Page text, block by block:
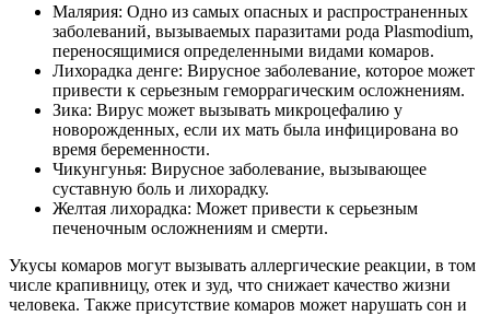
Малярия: Одно из самых опасных и распространенных
заболеваний, вызываемых паразитами рода Plasmodium,
переносящимися определенными видами комаров.
Лихорадка денге: Вирусное заболевание, которое может
привести к серьезным геморрагическим осложнениям.
Зика: Вирус может вызывать микроцефалию у
новорожденных, если их мать была инфицирована во
время беременности.
Чикунгунья: Вирусное заболевание, вызывающее
суставную боль и лихорадку.
Желтая лихорадка: Может привести к серьезным
печеночным осложнениям и смерти.
Укусы комаров могут вызывать аллергические реакции, в том
числе крапивницу, отек и зуд, что снижает качество жизни
человека. Также присутствие комаров может нарушать сон и